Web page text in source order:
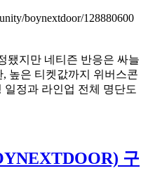
boynextdoor/128880600
됐지만 네티즌 반응은 싸늘
높은 티켓값까지 위버스콘
정과 라인업 전체 명단도
구